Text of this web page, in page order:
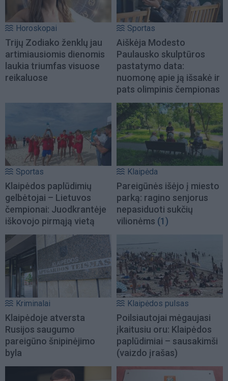
Horoskopai
Trijų Zodiako ženklų jau
artimiausiomis dienomis
laukia triumfas visuose
reikaluose
Sportas
Aiškėja Modesto
Paulausko skulptūros
pastatymo data:
nuomonę apie ją išsakė ir
pats olimpinis čempionas
Sportas
Klaipėdos paplūdimių
gelbėtojai – Lietuvos
čempionai: Juodkrantėje
iškovojo pirmąją vietą
Klaipėda
Pareigūnės išėjo į miesto
parką: ragino senjorus
nepasiduoti sukčių
vilionėms (1)
Kriminalai
Klaipėdoje atversta
Rusijos saugumo
pareigūno šnipinėjimo
byla
Klaipėdos pulsas
Poilsiautojai mėgaujasi
įkaitusiu oru: Klaipėdos
paplūdimiai – sausakimši
(vaizdo įrašas)